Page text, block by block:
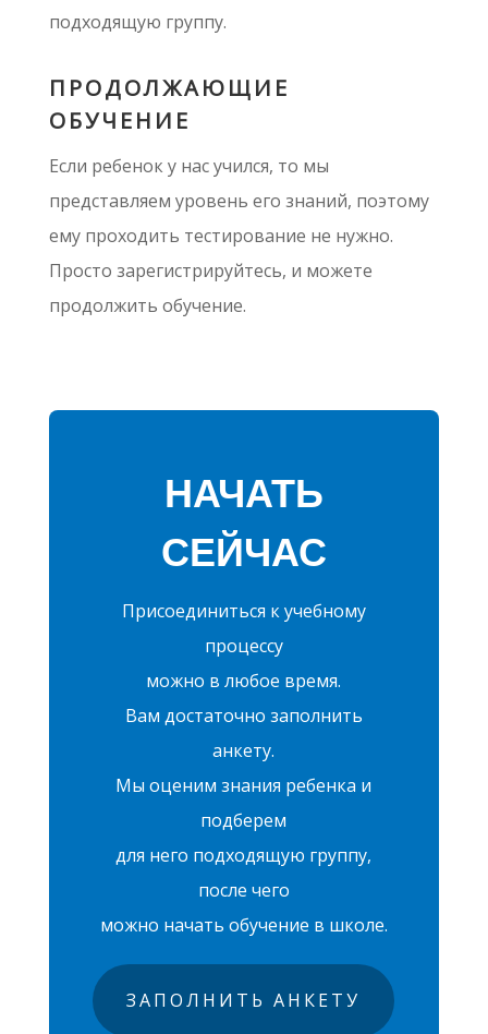
подходящую группу.
ПРОДОЛЖАЮЩИЕ
ОБУЧЕНИЕ
Если ребенок у нас учился, то мы
представляем уровень его знаний, поэтому
ему проходить тестирование не нужно.
Просто зарегистрируйтесь, и можете
продолжить обучение.
НАЧАТЬ
СЕЙЧАС
Присоединиться к учебному
процессу
можно в любое время.
Вам достаточно заполнить
анкету.
Мы оценим знания ребенка и
подберем
для него подходящую группу,
после чего
можно начать обучение в школе.
ЗАПОЛНИТЬ АНКЕТУ